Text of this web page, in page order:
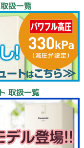
扱一覧
取扱一覧